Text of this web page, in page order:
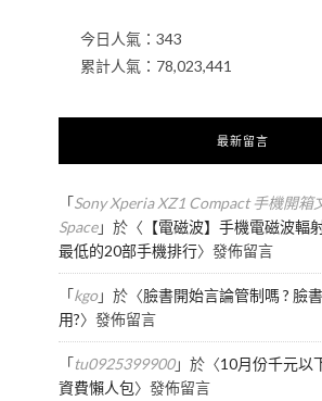
今日人氣： 343
累計人氣： 78,023,441
最新留言
「Sony Xperia XZ1 Compact 手機開箱
Space」於〈 【電磁波】手機電磁波輻
最低的20部手機排行〉發佈留言
「kgo」於〈臉書開始言論管制嗎 ? 臉
用?〉發佈留言
「tu0925399900」於〈10月份千元以
資費懶人包〉發佈留言